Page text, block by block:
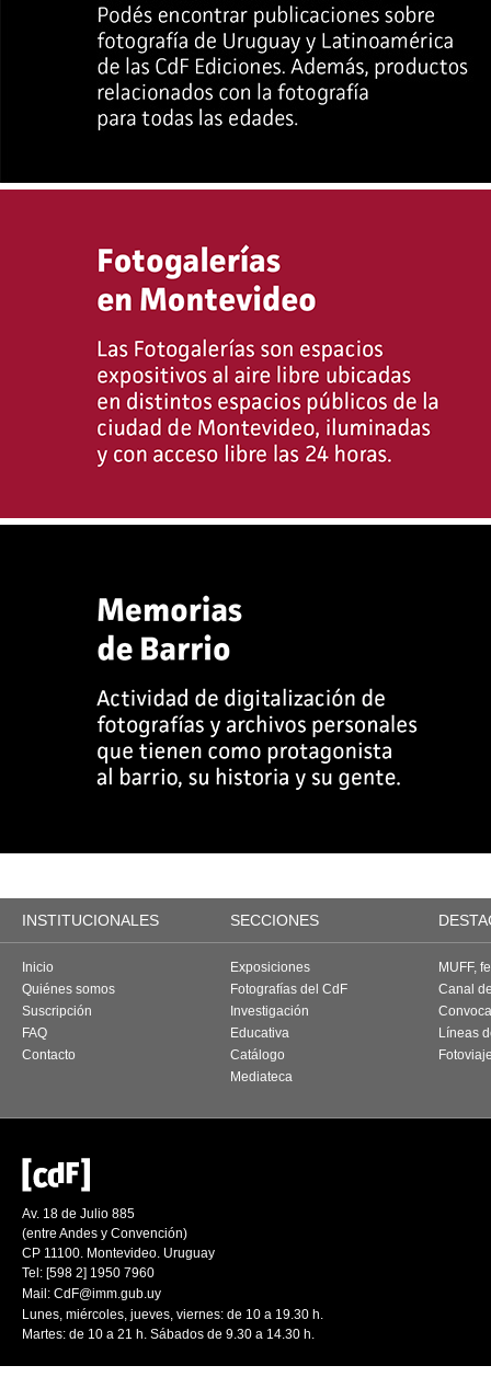
INSTITUCIONALES SECCIONES
Inicio
Quiénes somos
Suscripción
FAQ
Contacto
Exposiciones
Fotografías del CdF
Investigación
Educativa
Catálogo
Mediateca
MUFF,
Canal
Líneas
Av. 18 de Julio 885
(entre Andes y Convención)
CP 11100. Montevideo. Uruguay
Tel: [598 2] 1950 7960
Mail: CdF@imm.gub.uy
Lunes, miércoles, jueves, viernes: de 10 a 19.30 h.
Martes: de 10 a 21 h. Sábados de 9.30 a 14.30 h.